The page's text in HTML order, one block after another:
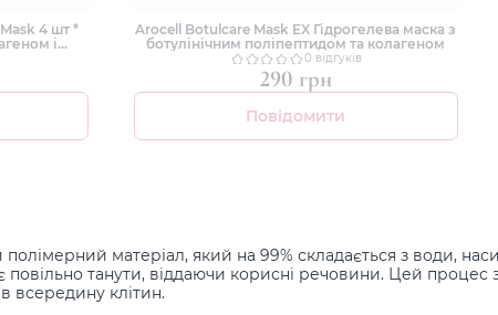
4 шт *
і
Arocell Botulcare Mask EX Гідрогелева маска з
ботулінічним поліпептидом та колагеном
0 відгуків
290 грн
Повідомити
матеріал, який на 99% складається з води,
повільно танути, віддаючи корисні речовини. Цей процес
всередину клітин.